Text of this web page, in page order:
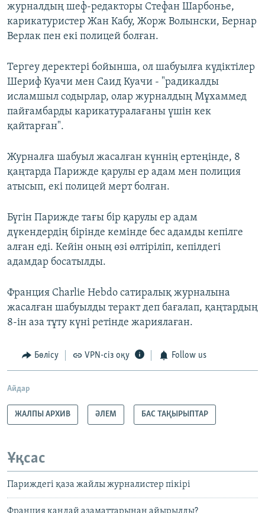
журналдың шеф-редакторы Стефан Шарбонье,
карикатуристер Жан Кабу, Жорж Волынски, Бернар
Верлак пен екі полицей болған. ​
Тергеу деректері бойынша, ол шабуылға күдіктілер
Шериф Куачи мен Саид Куачи - "радикалды
исламшыл содырлар, олар журналдың Мұхаммед
пайғамбарды карикатуралағаны үшін кек
қайтарған".
Журналға шабуыл жасалған күннің ертеңінде, 8
қаңтарда Парижде қарулы ер адам мен полиция
атысып, екі полицей мерт болған.
Бүгін Парижде тағы бір қарулы ер адам
дүкендердің бірінде кемінде бес адамды кепілге
алған еді. Кейін оның өзі өлтіріліп, кепілдегі
адамдар босатылды.
Франция Charlie Hebdo сатиралық журналына
жасалған шабуылды теракт деп бағалап, қаңтардың
8-ін аза тұту күні ретінде жариялаған.
Бөлісу VPN-сіз оқу Follow us
Айдар
ЖАЛПЫ АРХИВ ӘЛЕМ БАС ТАҚЫРЫПТАР
Ұқсас
Париждегі қаза жайлы журналистер пікірі